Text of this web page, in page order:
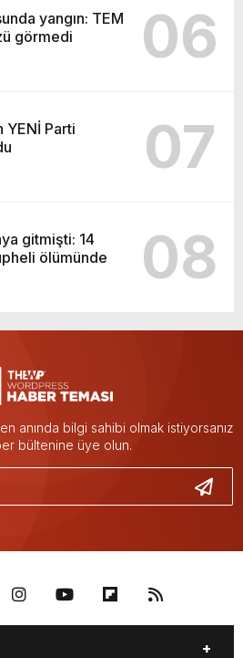
yangın: TEM
görmedi
06
YENİ Parti
07
gitmişti: 14
ölümünde
08
anında bilgi sahibi olmak istiyorsanız
bültenine üye olun.